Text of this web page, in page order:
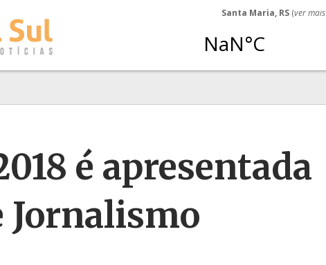
Santa Maria, RS (ver mais
é apresentada
Jornalismo